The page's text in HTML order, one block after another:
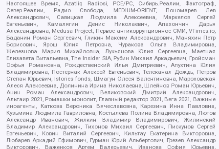
Настоящее Время, Azatliq Radiosi, PCE/PC, Сибирь.Реалии, Фактограф,
Север.Реалии, Радио Свобода, MEDIUM-ORIENT, Пономарев Лев
Александрович, Савицкая Людмила Алексеевна, Маркелов Сергей
Евгеньевич, Камалягин Денис Николаевич, Апахончич Дарья
Александровна, Medusa Project, Первое антикоррупционное СМИ, VTimes.io,
Баданин Роман Сергеевич, Гликин Максим Александрович, Маняхин Петр
Борисович, Ярош Юлия Петровна, Чуракова Ольга Владимировна,
Железнова Мария Михайловна, Лукьянова Юлия Сергеевна, Маетная
Елизавета Витальевна, The Insider SIA, Рубин Михаил Аркадьевич, Гройсман
Софья Романовна, Рождественский Илья Дмитриевич, Апухтина Юлия
Владимировна, Постернак Алексей Евгеньевич, Телеканал Дождь, Петров
Степан Юрьевич, Istories fonds, Шмагун Олеся Валентиновна, Мароховская
Алеся Алексеевна, Долинина Ирина Николаевна, Шлейнов Роман Юрьевич,
Анин Роман Александрович, Великовский Дмитрий Александрович,
Альтаир 2021, Ромашки монолит, Главный редактор 2021, Вега 2021, Важные
иноагенты, Каткова Вероника Вячеславовна, Карезина Инна Павловна,
Кузьмина Людмила Гавриловна, Костылева Полина Владимировна, Лютов
Александр Иванович, Жилкин Владимир Владимирович, Жилинский
Владимир Александрович, Тихонов Михаил Сергеевич, Пискунов Сергей
Евгеньевич, Ковин Виталий Сергеевич, Кильтау Екатерина Викторовна,
Любарев Аркадий Ефимович, Гурман Юрий Альбертович, Грезев Александр
Викторович, Важенков Артем Валерьевич, Иванова София Юрьевна,